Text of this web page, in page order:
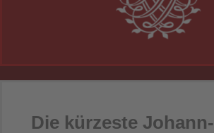
Die kürzeste Johann-